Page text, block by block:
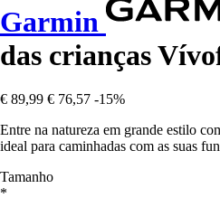
Garmin
das crianças
€ 89,99 € 76,57 -15%
Entre na natureza em grande estilo
ideal para caminhadas com as suas
Tamanho
*